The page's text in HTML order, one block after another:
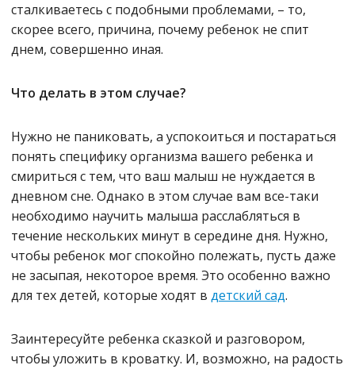
сталкиваетесь с подобными проблемами, – то,
скорее всего, причина, почему ребенок не спит
днем, совершенно иная.
Что делать в этом случае?
Нужно не паниковать, а успокоиться и постараться
понять специфику организма вашего ребенка и
смириться с тем, что ваш малыш не нуждается в
дневном сне. Однако в этом случае вам все-таки
необходимо научить малыша расслабляться в
течение нескольких минут в середине дня. Нужно,
чтобы ребенок мог спокойно полежать, пусть даже
не засыпая, некоторое время. Это особенно важно
для тех детей, которые ходят в детский сад.
Заинтересуйте ребенка сказкой и разговором,
чтобы уложить в кроватку. И, возможно, на радость